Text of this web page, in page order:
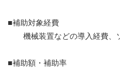
■補助対象経費
機械装置などの導入経費、
■補助額・補助率